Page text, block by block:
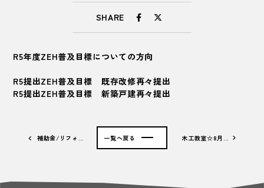
SHARE
R5年度ZEH普及目標についての方向
R5提出ZEH普及目標 既存改修再々提出
R5提出ZEH普及目標 新築戸建再々提出
補助金/リフォ… 木工教室☆8月…
一覧へ戻る